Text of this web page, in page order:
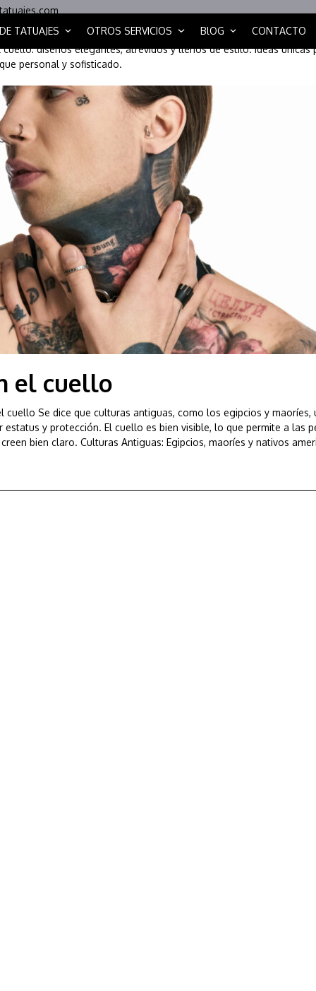
TATUAJES
OTROS SERVICIOS BlOG
CONTACTO
diseños elegantes, atrevidos y llenos de estilo. Ideas únicas
personal y sofisticado.
el cuello
cuello Se dice que culturas antiguas, como los egipcios y maoríes,
y protección. El cuello es bien visible, lo que permite a las
bien claro. Culturas Antiguas: Egipcios, maoríes y nativos